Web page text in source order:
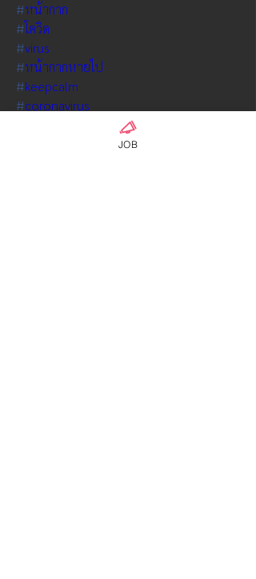
#หน้ากาก
#โควิด
#virus
#หน้ากากหายไป
#keepcalm
#coronavirus
JOB